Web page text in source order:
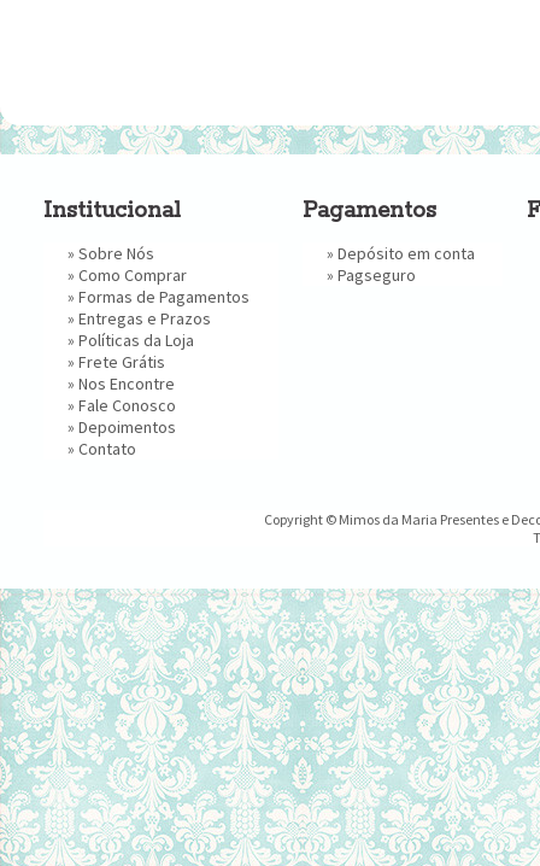
Institucional
» Sobre Nós
» Como Comprar
» Formas de Pagamentos
» Entregas e Prazos
» Políticas da Loja
» Frete Grátis
» Nos Encontre
» Fale Conosco
» Depoimentos
» Contato
Pagamentos
» Depósito em conta
» Pagseguro
Copyright © Mimos da Maria Presentes e